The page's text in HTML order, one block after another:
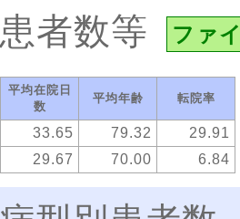
者数等 ファ
平均在院日
数
平均年齢 転院率
33.65 79.32 29.91
29.67 70.00 6.84